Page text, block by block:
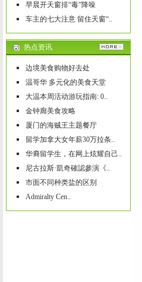
早晨开天窗排“毒”降噪
车主的七大注意 留住天窗“..
热点资讯
边境美食购物好去处
温哥华 多元化的美食天堂
大温本周活动游玩指南: 0..
金钟廊美食攻略
厦门的海贼王主题餐厅
留学加拿大女年薪30万拉条..
华裔留学生，在网上炫耀自己..
尼古拉斯·凱奇確認參演《..
市面不同种类盐的区别
Admiralty Cen..